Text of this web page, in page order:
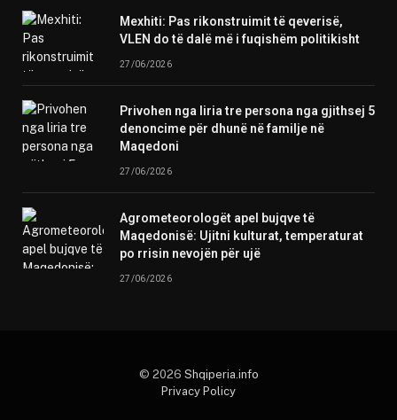
Mexhiti: Pas rikonstruimit të qeverisë,
VLEN do të dalë më i fuqishëm politikisht
27/06/2026
Privohen nga liria tre persona nga gjithsej 5
denoncime për dhunë në familje në
Maqedoni
27/06/2026
Agrometeorologët apel bujqve të
Maqedonisë: Ujitni kulturat, temperaturat
po rrisin nevojën për ujë
27/06/2026
© 2026 Shqiperia.info
Privacy Policy